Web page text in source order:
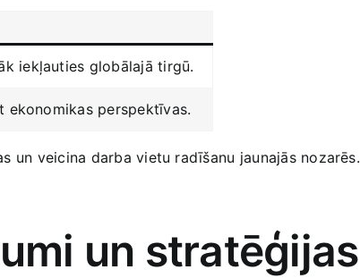
iekļauties globālajā tirgū.
perspektīvas.
un veicina darba vietu radīšanu ⁣jaunajās nozarēs.
un stratēģijas